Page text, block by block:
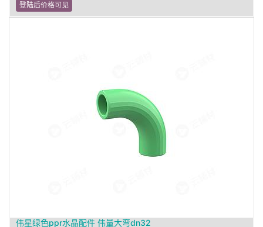
登陆后价格可见
伟星绿色ppr水晶配件 伟量大弯dn32